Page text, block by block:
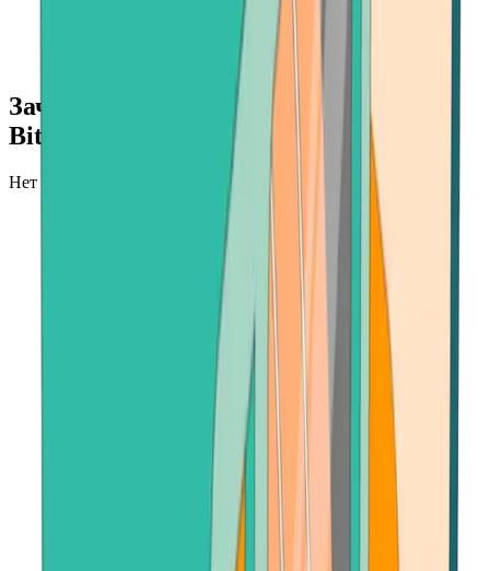
Зачем покупать Ethereum (ETH) на
Bitcoin.com?
Нет более быстрого и безопасного места для покупки ETH